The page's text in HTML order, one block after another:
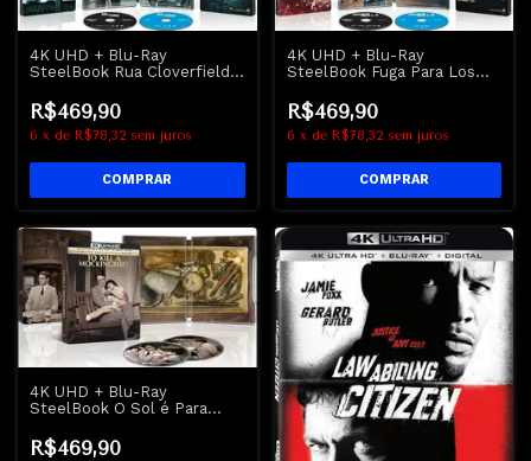
4K UHD + Blu-Ray
SteelBook Rua Cloverfield
Dublado e Legendado
R$469,90
6 x de R$78,32 sem juros
4K UHD + Blu-Ray
SteelBook Fuga Para Los
Kurt Russell - LEGENDADO
R$469,90
6 x de R$78,32 sem juros
4K UHD + Blu-Ray
SteelBook O Sol é Para
- Gregory Peck
R$469,90